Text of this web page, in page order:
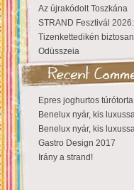
Az újrakódolt Toszkána
STRAND Fesztivál
Tizenkettedikén
Odüsszeia
Epres joghurtos
Benelux nyár, kis
Benelux nyár, kis
Gastro Design 2017
Irány a strand!